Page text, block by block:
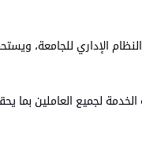
الإداري للجامعة،
الخدمة لجميع العاملين